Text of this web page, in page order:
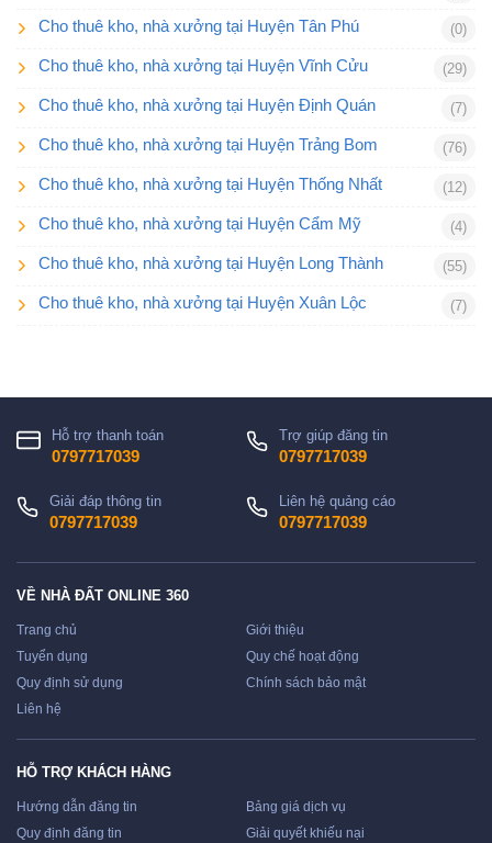
Cho thuê kho, nhà xưởng tại Huyện Tân Phú (0)
Cho thuê kho, nhà xưởng tại Huyện Vĩnh Cửu (29)
Cho thuê kho, nhà xưởng tại Huyện Định Quán (7)
Cho thuê kho, nhà xưởng tại Huyện Trảng Bom (76)
Cho thuê kho, nhà xưởng tại Huyện Thống Nhất (12)
Cho thuê kho, nhà xưởng tại Huyện Cẩm Mỹ (4)
Cho thuê kho, nhà xưởng tại Huyện Long Thành (55)
Cho thuê kho, nhà xưởng tại Huyện Xuân Lộc (7)
Hỗ trợ thanh toán
0797717039
Trợ giúp đăng tin
0797717039
Giải đáp thông tin
0797717039
Liên hệ quảng cáo
0797717039
VỀ NHÀ ĐẤT ONLINE 360
Trang chủ
Giới thiệu
Tuyển dụng
Quy chế hoạt động
Quy định sử dụng
Chính sách bảo mật
Liên hệ
HỖ TRỢ KHÁCH HÀNG
Hướng dẫn đăng tin
Bảng giá dịch vụ
Quy định đăng tin
Giải quyết khiếu nại